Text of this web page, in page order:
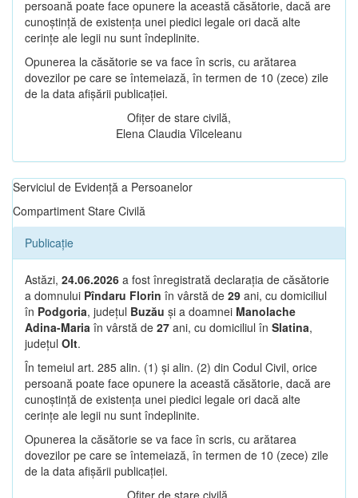
persoană poate face opunere la această căsătorie, dacă are
cunoștință de existența unei piedici legale ori dacă alte
cerințe ale legii nu sunt îndeplinite.
Opunerea la căsătorie se va face în scris, cu arătarea
dovezilor pe care se întemeiază, în termen de 10 (zece) zile
de la data afișării publicației.
Ofițer de stare civilă,
Elena Claudia Vîlceleanu
Serviciul de Evidență a Persoanelor
Compartiment Stare Civilă
Publicație
Astăzi, 24.06.2026 a fost înregistrată declarația de căsătorie
a domnului Pîndaru Florin în vârstă de 29 ani, cu domiciliul
în Podgoria, județul Buzău și a doamnei Manolache
Adina-Maria în vârstă de 27 ani, cu domiciliul în Slatina,
județul Olt.
În temeiul art. 285 alin. (1) și alin. (2) din Codul Civil, orice
persoană poate face opunere la această căsătorie, dacă are
cunoștință de existența unei piedici legale ori dacă alte
cerințe ale legii nu sunt îndeplinite.
Opunerea la căsătorie se va face în scris, cu arătarea
dovezilor pe care se întemeiază, în termen de 10 (zece) zile
de la data afișării publicației.
Ofițer de stare civilă,